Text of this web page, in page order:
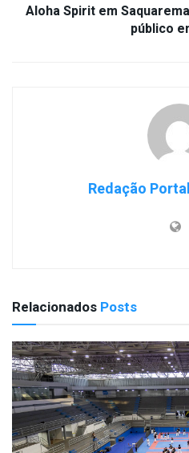
Aloha Spirit em
público
Redação
Relacionados Posts